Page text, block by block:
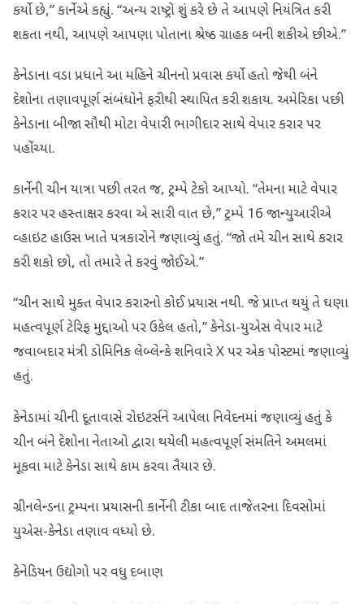
કર્યો છે,” કાર્નેએ કહ્યું. “અન્ય રાષ્ટ્રો શું કરે છે તે આપણે નિયંત્રિત કરી
શકતા નથી, આપણે આપણા પોતાના શ્રેષ્ઠ ગ્રાહક બની શકીએ છીએ.”
કેનેડાના વડા પ્રધાને આ મહિને ચીનનો પ્રવાસ કર્યો હતો જેથી બંને
દેશોના તણાવપૂર્ણ સંબંધોને ફરીથી સ્થાપિત કરી શકાય. અમેરિકા પછી
કેનેડાના બીજા સૌથી મોટા વેપારી ભાગીદાર સાથે વેપાર કરાર પર
પહોંચ્યા.
કાર્નેની ચીન યાત્રા પછી તરત જ, ટ્રમ્પે ટેકો આપ્યો. “તેમના માટે વેપાર
કરાર પર હસ્તાક્ષર કરવા એ સારી વાત છે,” ટ્રમ્પે 16 જાન્યુઆરીએ
વ્હાઇટ હાઉસ ખાતે પત્રકારોને જણાવ્યું હતું. “જો તમે ચીન સાથે કરાર
કરી શકો છો, તો તમારે તે કરવું જોઈએ.”
“ચીન સાથે મુક્ત વેપાર કરારનો કોઈ પ્રયાસ નથી. જે ​​પ્રાપ્ત થયું તે ઘણા
મહત્વપૂર્ણ ટેરિફ મુદ્દાઓ પર ઉકેલ હતો,” કેનેડા-યુએસ વેપાર માટે
જવાબદાર મંત્રી ડોમિનિક લેબ્લેન્કે શનિવારે X પર એક પોસ્ટમાં જણાવ્યું
હતું.
કેનેડામાં ચીની દૂતાવાસે રોઇટર્સને આપેલા નિવેદનમાં જણાવ્યું હતું કે
ચીન બંને દેશોના નેતાઓ દ્વારા થયેલી મહત્વપૂર્ણ સંમતિને અમલમાં
મૂકવા માટે કેનેડા સાથે કામ કરવા તૈયાર છે.
ગ્રીનલેન્ડના ટ્રમ્પના પ્રયાસની કાર્નેની ટીકા બાદ તાજેતરના દિવસોમાં
યુએસ-કેનેડા તણાવ વધ્યો છે.
કેનેડિયન ઉદ્યોગો પર વધુ દબાણ